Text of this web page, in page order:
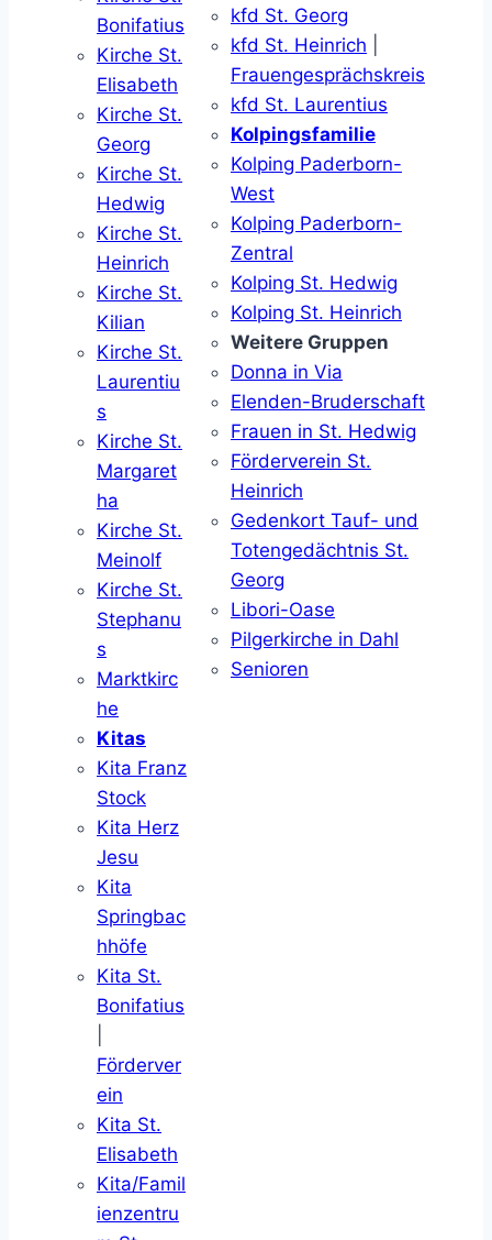
Bonifatius
Kirche St.
Elisabeth
Kirche St.
Georg
Kirche St.
Hedwig
Kirche St.
Heinrich
Kirche St.
Kilian
Kirche St.
Laurentiu
s
Kirche St.
Margaret
ha
Kirche St.
Meinolf
Kirche St.
Stephanu
s
Marktkirc
he
Kitas
Kita Franz
Stock
Kita Herz
Jesu
Kita
Springbac
hhöfe
Kita St.
Bonifatius
Förderver
ein
Kita St.
Elisabeth
Kita/Famil
ienzentru
kfd St. Georg
kfd St. Heinrich
Frauengesprächskreis
kfd St. Laurentius
Kolpingsfamilie
Kolping Paderborn-
West
Kolping Paderborn-
Zentral
Kolping St. Hedwig
Kolping St. Heinrich
Weitere Gruppen
Donna in Via
Elenden-Bruderschaft
Frauen in St. Hedwig
Förderverein St.
Heinrich
Gedenkort Tauf- und
Totengedächtnis St.
Georg
Libori-Oase
Pilgerkirche in Dahl
Senioren